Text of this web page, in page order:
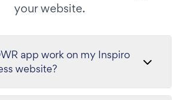
your website.
app work on my Inspiro
website?